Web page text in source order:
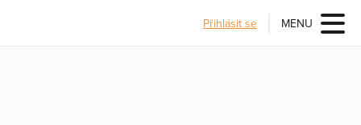
Přihlásit se MENU